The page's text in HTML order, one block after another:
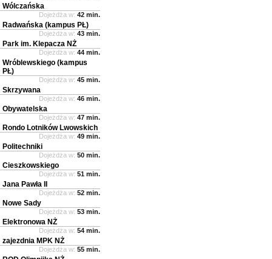
Wólczańska
Dojeżdża w: 42 min.
Radwańska (kampus PŁ)
Dojeżdża w: 43 min.
Park im. Klepacza NŻ
Dojeżdża w: 44 min.
Wróblewskiego (kampus
PŁ)
Dojeżdża w: 45 min.
Skrzywana
Dojeżdża w: 46 min.
Obywatelska
Dojeżdża w: 47 min.
Rondo Lotników Lwowskich
Dojeżdża w: 49 min.
Politechniki
Dojeżdża w: 50 min.
Cieszkowskiego
Dojeżdża w: 51 min.
Jana Pawła II
Dojeżdża w: 52 min.
Nowe Sady
Dojeżdża w: 53 min.
Elektronowa NŻ
Dojeżdża w: 54 min.
zajezdnia MPK NŻ
Dojeżdża w: 55 min.